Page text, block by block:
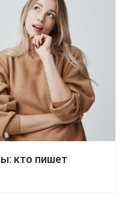
кто пишет